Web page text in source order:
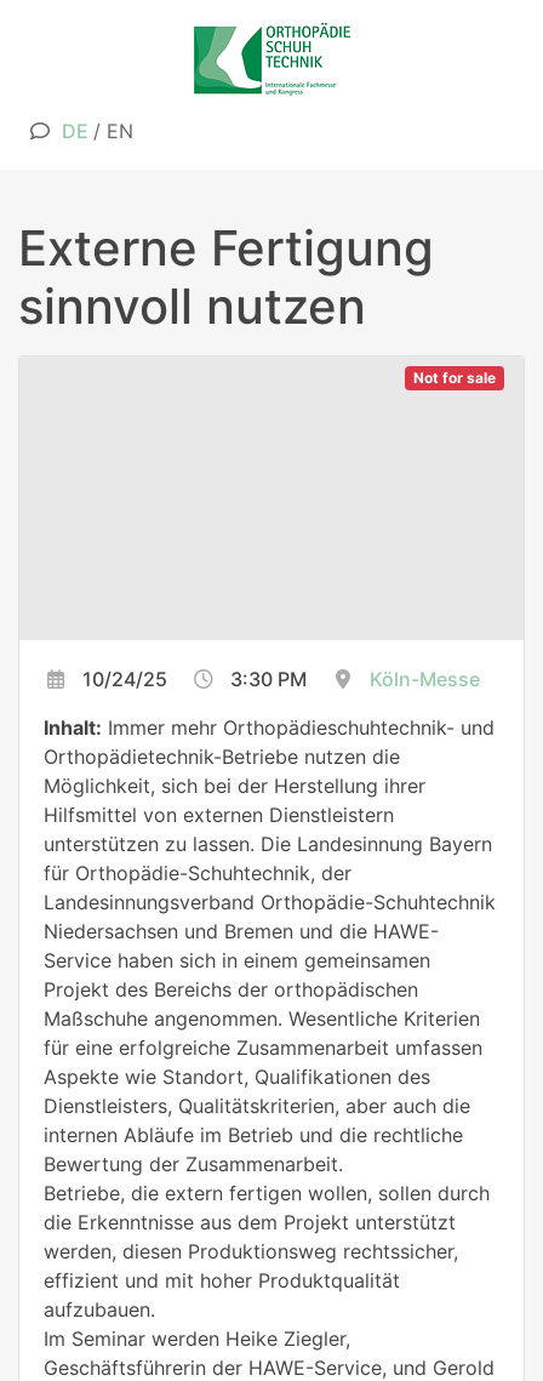
DE / EN
Externe Fertigung
sinnvoll nutzen
Not for sale
10/24/25 3:30 PM
Köln-Messe
Inhalt: Immer mehr Orthopädieschuhtechnik- und
Orthopädietechnik-Betriebe nutzen die
Möglichkeit, sich bei der Herstellung ihrer
Hilfsmittel von externen Dienstleistern
unterstützen zu lassen. Die Landesinnung Bayern
für Orthopädie-Schuhtechnik, der
Landesinnungsverband Orthopädie-Schuhtechnik
Niedersachsen und Bremen und die HAWE-
Service haben sich in einem gemeinsamen
Projekt des Bereichs der orthopädischen
Maßschuhe angenommen. Wesentliche Kriterien
für eine erfolgreiche Zusammenarbeit umfassen
Aspekte wie Standort, Qualifikationen des
Dienstleisters, Qualitätskriterien, aber auch die
internen Abläufe im Betrieb und die rechtliche
Bewertung der Zusammenarbeit.
Betriebe, die extern fertigen wollen, sollen durch
die Erkenntnisse aus dem Projekt unterstützt
werden, diesen Produktionsweg rechtssicher,
effizient und mit hoher Produktqualität
aufzubauen.
Im Seminar werden Heike Ziegler,
Geschäftsführerin der HAWE-Service, und Gerold